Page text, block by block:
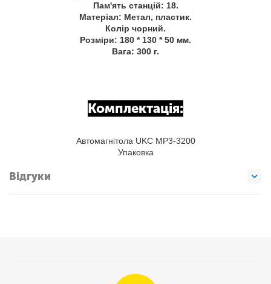
Пам'ять станцій: 18.
Матеріал: Метал, пластик.
Колір чорний.
Розміри: 180 * 130 * 50 мм.
Вага: 300 г.
Комплектація:
Автомагнітола UKC MP3-3200
Упаковка
Відгуки